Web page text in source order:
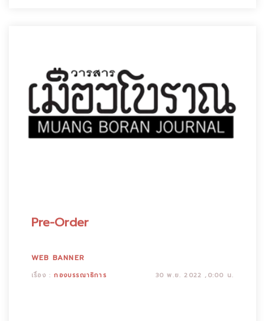
Pre-Order
WEB BANNER
เรื่อง :กองบรรณาธิการ 30 พ.ย. 2022 ,0:00 น.